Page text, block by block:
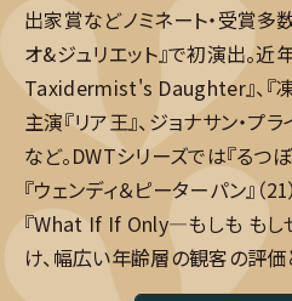
出家賞などノミネート・受賞多
オ&ジュリエット』で初演出。近
Taxidermist's Daughter』、『凍
主演『リア王』、ジョナサン・プ
など。DWTシリーズでは『るつぼ』
『ウェンディ＆ピーターパン』（
『What If If Only―もしも もし
け、幅広い年齢層の観客の評価